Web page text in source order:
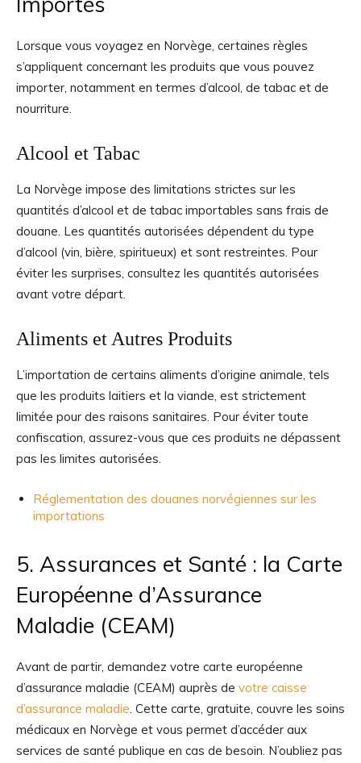
Lorsque vous voyagez en Norvège, certaines règles
s’appliquent concernant les produits que vous pouvez
importer, notamment en termes d’alcool, de tabac et de
nourriture.
Alcool et Tabac
La Norvège impose des limitations strictes sur les
quantités d’alcool et de tabac importables sans frais de
douane. Les quantités autorisées dépendent du type
d’alcool (vin, bière, spiritueux) et sont restreintes. Pour
éviter les surprises, consultez les quantités autorisées
avant votre départ.
Aliments et Autres Produits
L’importation de certains aliments d’origine animale, tels
que les produits laitiers et la viande, est strictement
limitée pour des raisons sanitaires. Pour éviter toute
confiscation, assurez-vous que ces produits ne dépassent
pas les limites autorisées.
Réglementation des douanes norvégiennes sur les
importations
5. Assurances et Santé : la Carte
Européenne d’Assurance
Maladie (CEAM)
Avant de partir, demandez votre carte européenne
d’assurance maladie (CEAM) auprès de votre caisse
d’assurance maladie. Cette carte, gratuite, couvre les soins
médicaux en Norvège et vous permet d’accéder aux
services de santé publique en cas de besoin. N’oubliez pas